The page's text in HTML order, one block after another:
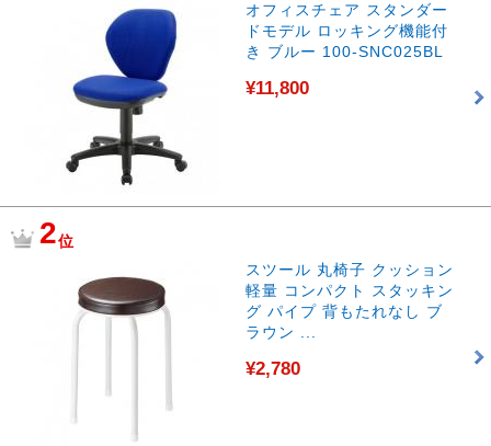
オフィスチェア スタンダー
ドモデル ロッキング機能付
き ブルー 100-SNC025BL
¥11,800
2位
スツール 丸椅子 クッション
軽量 コンパクト スタッキン
グ パイプ 背もたれなし ブ
ラウン ...
¥2,780